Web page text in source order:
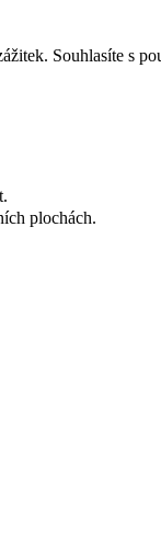
Souhlasíte s
plochách.